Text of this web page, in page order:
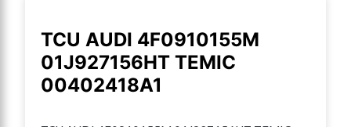
TCU AUDI 4F0910155M
01J927156HT TEMIC
00402418A1